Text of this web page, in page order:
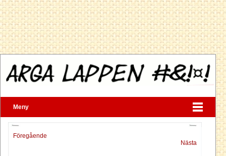
Meny
Föregående
Nästa